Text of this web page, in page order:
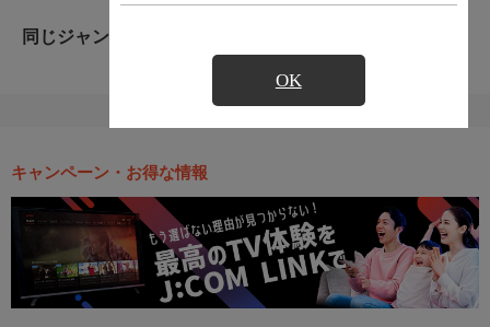
OK
同じジャンルのおすすめ番組
キャンペーン・お得な情報